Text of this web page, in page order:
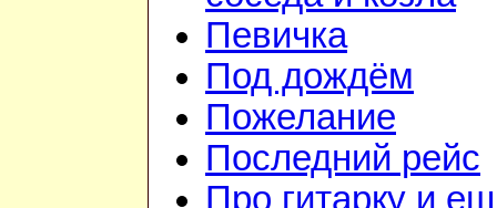
Певичка
Под дождём
Пожелание
Последний рейс
Про гитарку и